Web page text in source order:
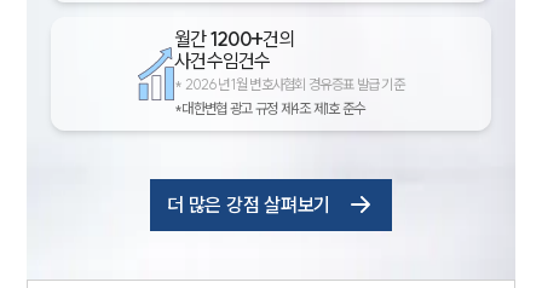
월간1200+건의
사건수임건수
* 2026년 1월 변호사협회 경유증표 발급 기준
*대한변협 광고 규정 제4조 제1호 준수
더 많은 강점 살펴보기